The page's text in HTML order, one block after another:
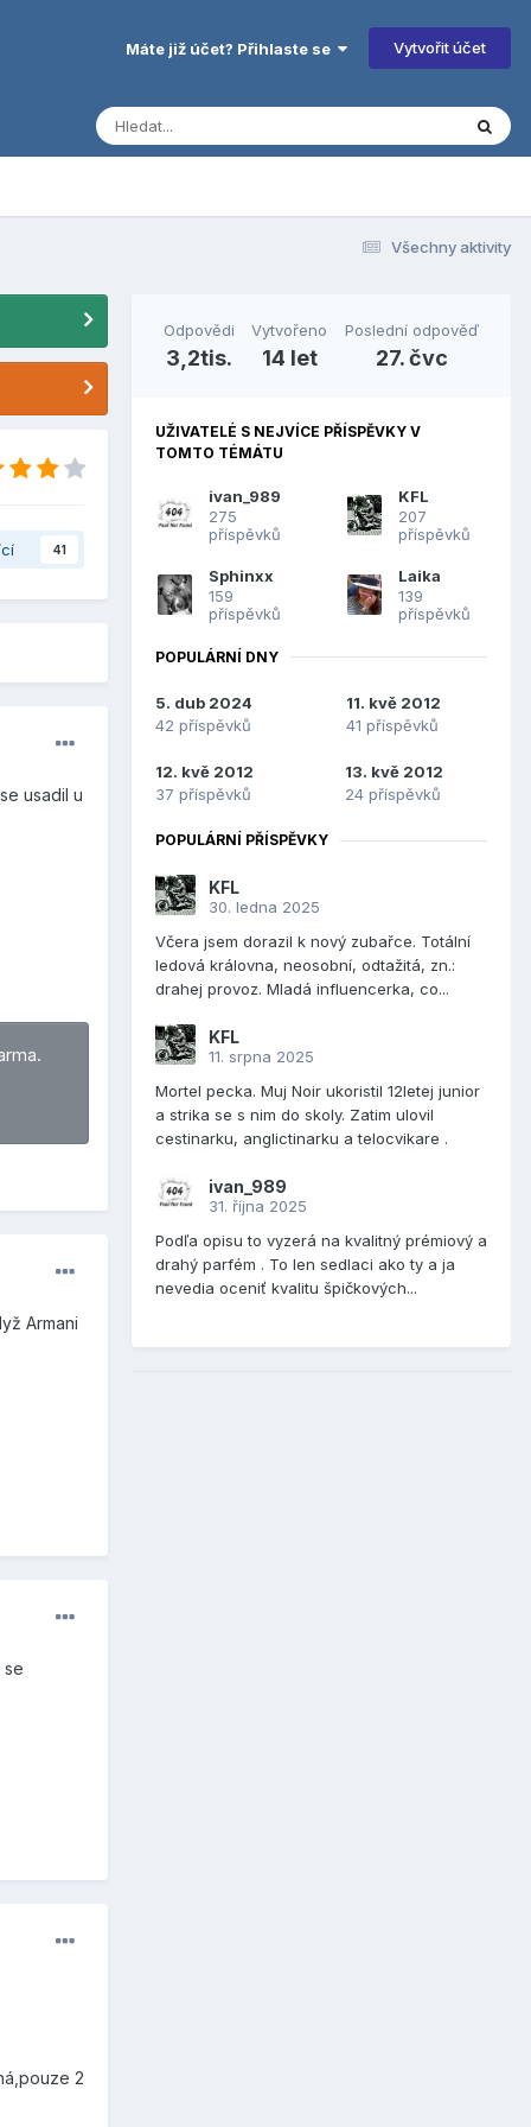
Máte již účet? Přihlaste se Vytvořit účet
Všechny aktivity
41
usadil u
Armani
se
2
Odpovědi
3,2tis.
Vytvořeno
14 let
Poslední odpověď
27. čvc
UŽIVATELÉ S NEJVÍCE PŘÍSPĚVKY V
TOMTO TÉMÁTU
ivan_989
275
příspěvků
KFL
207
příspěvků
Sphinxx
159
příspěvků
Laika
139
příspěvků
POPULÁRNÍ DNY
5. dub 2024
42 příspěvků
11. kvě 2012
41 příspěvků
12. kvě 2012
37 příspěvků
13. kvě 2012
24 příspěvků
POPULÁRNÍ PŘÍSPĚVKY
KFL
30. ledna 2025
Včera jsem dorazil k nový zubařce. Totální
ledová královna, neosobní, odtažitá, zn.:
drahej provoz. Mladá influencerka, co...
KFL
11. srpna 2025
Mortel pecka. Muj Noir ukoristil 12letej junior
a strika se s nim do skoly. Zatim ulovil
cestinarku, anglictinarku a telocvikare .
ivan_989
31. října 2025
Podľa opisu to vyzerá na kvalitný prémiový a
drahý parfém . To len sedlaci ako ty a ja
nevedia oceniť kvalitu špičkových...